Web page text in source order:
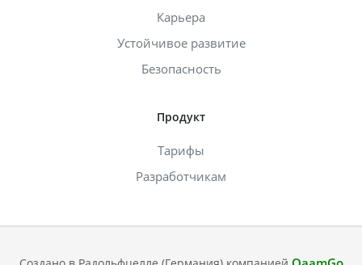
Карьера
Устойчивое развитие
Безопасность
Продукт
Тарифы
Разработчикам